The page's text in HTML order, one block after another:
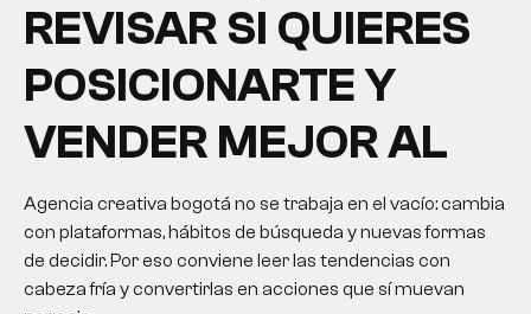
REVISAR SI QUIERES
POSICIONARTE Y
VENDER MEJOR AL
Agencia creativa bogotá no se trabaja en el vacío: cambia
con plataformas, hábitos de búsqueda y nuevas formas
de decidir. Por eso conviene leer las tendencias con
cabeza fría y convertirlas en acciones que sí muevan